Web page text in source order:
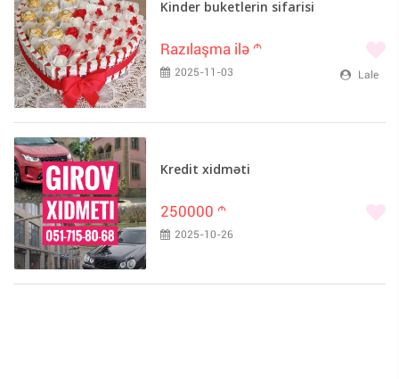
Kinder buketlerin sifarisi
Razılaşma ilə m
2025-11-03 Lale
Kredit xidməti
250000 m
2025-10-26